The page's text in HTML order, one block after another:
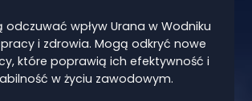
odczuwać wpływ Urana w Wodniku
i zdrowia. Mogą odkryć nowe
które poprawią ich efektywność i
w życiu zawodowym.